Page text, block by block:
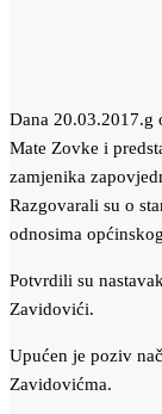
Dana 20.03.2017.g
Mate Zovke i
zamjenika
Razgovarali su o
odnosima
Potvrdili su
Zavidovići.
Upućen je poziv
Zavidovićma.